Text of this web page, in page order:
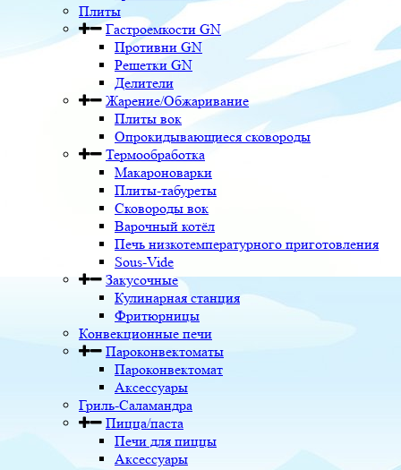
Плиты
Гастроемкости GN
Противни GN
Решетки GN
Делители
Жарение/Обжаривание
Плиты вок
Опрокидывающиеся сковороды
Термообработка
Макароноварки
Плиты-табуреты
Сковороды вок
Варочный котёл
Печь низкотемпературного приготовления
Sous-Vide
Закусочные
Кулинарная станция
Фритюрницы
Конвекционные печи
Пароконвектоматы
Пароконвектомат
Аксессуары
Гриль-Саламандра
Пицца/паста
Печи для пиццы
Аксессуары